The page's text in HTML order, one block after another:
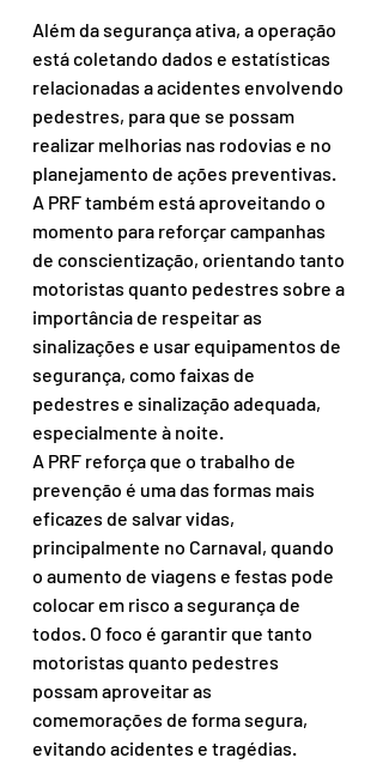
Além da segurança ativa, a operação
está coletando dados e estatísticas
relacionadas a acidentes envolvendo
pedestres, para que se possam
realizar melhorias nas rodovias e no
planejamento de ações preventivas.
A PRF também está aproveitando o
momento para reforçar campanhas
de conscientização, orientando tanto
motoristas quanto pedestres sobre a
importância de respeitar as
sinalizações e usar equipamentos de
segurança, como faixas de
pedestres e sinalização adequada,
especialmente à noite.
A PRF reforça que o trabalho de
prevenção é uma das formas mais
eficazes de salvar vidas,
principalmente no Carnaval, quando
o aumento de viagens e festas pode
colocar em risco a segurança de
todos. O foco é garantir que tanto
motoristas quanto pedestres
possam aproveitar as
comemorações de forma segura,
evitando acidentes e tragédias.